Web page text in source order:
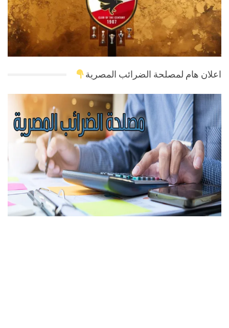
اعلان هام لمصلحة الضرائب المصرية